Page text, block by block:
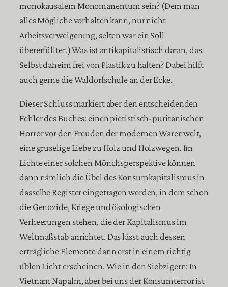
monokausalem Monomanentum sein? (Dem man
alles Mögliche vorhalten kann, nur nicht
Arbeitsverweigerung, selten war ein Soll
übererfüllter.) Was ist antikapitalistisch daran, das
Selbst daheim frei von Plastik zu halten? Dabei hilft
auch gerne die Waldorfschule an der Ecke.
Dieser Schluss markiert aber den entscheidenden
Fehler des Buches: einen pietistisch-puritanischen
Horror vor den Freuden der modernen Warenwelt,
eine gruselige Liebe zu Holz und Holzwegen. Im
Lichte einer solchen Mönchsperspektive können
dann nämlich die Übel des Konsumkapitalismus in
dasselbe Register eingetragen werden, in dem schon
die Genozide, Kriege und ökologischen
Verheerungen stehen, die der Kapitalismus im
Weltmaßstab anrichtet. Das lässt auch dessen
erträgliche Elemente dann erst in einem richtig
üblen Licht erscheinen. Wie in den Siebzigern: In
Vietnam Napalm, aber bei uns der Konsumterror ist